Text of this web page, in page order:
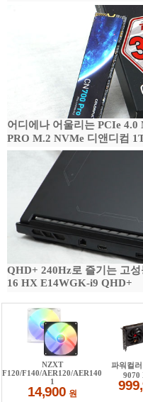
어디에나 어울리는 PCIe
PRO M.2 NVMe 디앤디컴
QHD+ 240Hz로 즐기는 고
16 HX E14WGK-i9 QHD+